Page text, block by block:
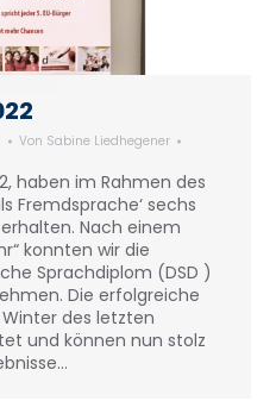
Von Sabine Liedhegener
haben im Rahmen des
Fremdsprache‘ sechs
Nach einem
konnten wir die
Sprachdiplom (DSD )
Die erfolgreiche
des letzten
und können nun stolz